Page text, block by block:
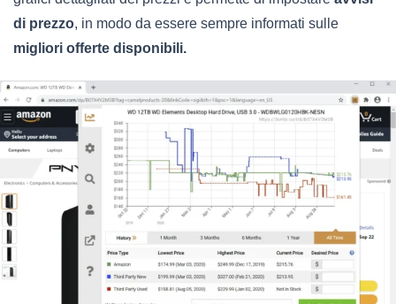
di prezzo, in modo da essere sempre informati sulle
migliori offerte disponibili.